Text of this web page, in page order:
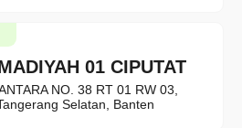
01 CIPUTAT
NO. 38 RT 01 RW 03,
Selatan, Banten